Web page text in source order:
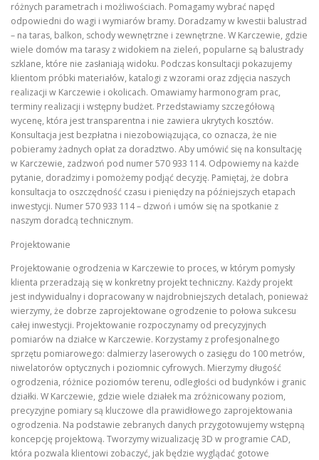
różnych parametrach i możliwościach. Pomagamy wybrać napęd
odpowiedni do wagi i wymiarów bramy. Doradzamy w kwestii balustrad
– na taras, balkon, schody wewnętrzne i zewnętrzne. W Karczewie, gdzie
wiele domów ma tarasy z widokiem na zieleń, popularne są balustrady
szklane, które nie zasłaniają widoku. Podczas konsultacji pokazujemy
klientom próbki materiałów, katalogi z wzorami oraz zdjęcia naszych
realizacji w Karczewie i okolicach. Omawiamy harmonogram prac,
terminy realizacji i wstępny budżet. Przedstawiamy szczegółową
wycenę, która jest transparentna i nie zawiera ukrytych kosztów.
Konsultacja jest bezpłatna i niezobowiązująca, co oznacza, że nie
pobieramy żadnych opłat za doradztwo. Aby umówić się na konsultację
w Karczewie, zadzwoń pod numer 570 933 114. Odpowiemy na każde
pytanie, doradzimy i pomożemy podjąć decyzję. Pamiętaj, że dobra
konsultacja to oszczędność czasu i pieniędzy na późniejszych etapach
inwestycji. Numer 570 933 114 – dzwoń i umów się na spotkanie z
naszym doradcą technicznym.
Projektowanie
Projektowanie ogrodzenia w Karczewie to proces, w którym pomysły
klienta przeradzają się w konkretny projekt techniczny. Każdy projekt
jest indywidualny i dopracowany w najdrobniejszych detalach, ponieważ
wierzymy, że dobrze zaprojektowane ogrodzenie to połowa sukcesu
całej inwestycji. Projektowanie rozpoczynamy od precyzyjnych
pomiarów na działce w Karczewie. Korzystamy z profesjonalnego
sprzętu pomiarowego: dalmierzy laserowych o zasięgu do 100 metrów,
niwelatorów optycznych i poziomnic cyfrowych. Mierzymy długość
ogrodzenia, różnice poziomów terenu, odległości od budynków i granic
działki. W Karczewie, gdzie wiele działek ma zróżnicowany poziom,
precyzyjne pomiary są kluczowe dla prawidłowego zaprojektowania
ogrodzenia. Na podstawie zebranych danych przygotowujemy wstępną
koncepcję projektową. Tworzymy wizualizację 3D w programie CAD,
która pozwala klientowi zobaczyć, jak będzie wyglądać gotowe